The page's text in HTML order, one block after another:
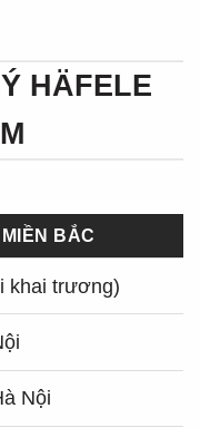
HÄFELE
BẮC
khai trương)
Nội